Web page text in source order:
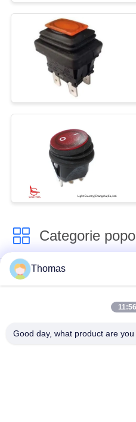
POLICY
Categorie
termostato ksd301
Termostato del
Thomas
Good day, what product are